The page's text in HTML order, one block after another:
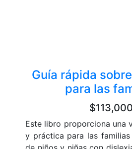
Guía rápida
para las
$113,000
Este libro proporciona una
y práctica para las